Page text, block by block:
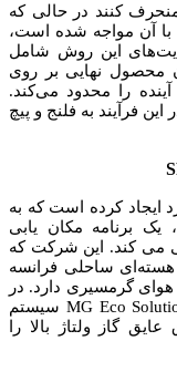
کنند در حالی که
اپوکسی با جلوگیری از مشکلی که در نقطه 1 با آن مواجه شده است،
این روش شامل
محصول نهایی بر روی
را محدود می‌کند.
فرآیند به فلنج و پیچ
کرده است که به
یک برنامه مکان یابی
می کند. این شرکت که
ساحلی فرانسه
گرمسیری دارد. در
تصویر زیر می توانید راه کار های شرکت MG Eco Solutions سیستم
گاز ولتاژ بالا را